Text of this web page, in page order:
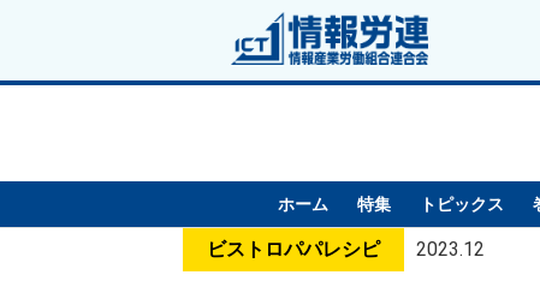
ホーム 特集 トピックス
ビストロパパレシピ 2023.12